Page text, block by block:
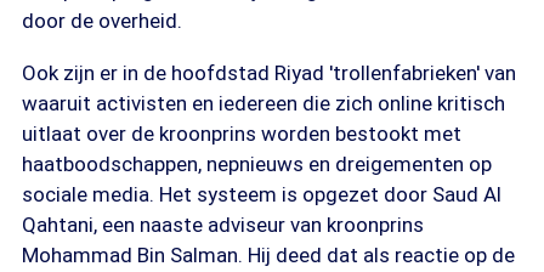
door de overheid.
Ook zijn er in de hoofdstad Riyad 'trollenfabrieken' van
waaruit activisten en iedereen die zich online kritisch
uitlaat over de kroonprins worden bestookt met
haatboodschappen, nepnieuws en dreigementen op
sociale media. Het systeem is opgezet door Saud Al
Qahtani, een naaste adviseur van kroonprins
Mohammad Bin Salman. Hij deed dat als reactie op de